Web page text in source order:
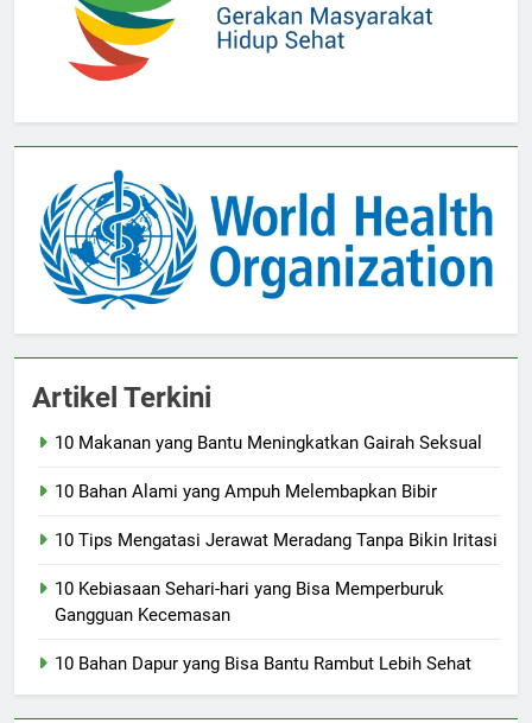
Artikel Terkini
10 Makanan yang Bantu Meningkatkan Gairah Seksual
10 Bahan Alami yang Ampuh Melembapkan Bibir
10 Tips Mengatasi Jerawat Meradang Tanpa Bikin Iritasi
10 Kebiasaan Sehari-hari yang Bisa Memperburuk
Gangguan Kecemasan
10 Bahan Dapur yang Bisa Bantu Rambut Lebih Sehat